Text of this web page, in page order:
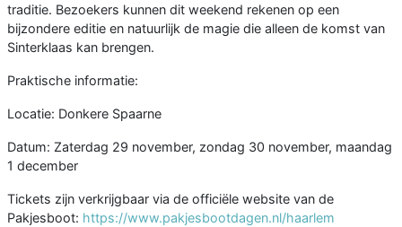
traditie. Bezoekers kunnen dit weekend rekenen op een
bijzondere editie en natuurlijk de magie die alleen de komst van
Sinterklaas kan brengen.
Praktische informatie:
Locatie: Donkere Spaarne
Datum: Zaterdag 29 november, zondag 30 november, maandag
1 december
Tickets zijn verkrijgbaar via de officiële website van de
Pakjesboot: https://www.pakjesbootdagen.nl/haarlem